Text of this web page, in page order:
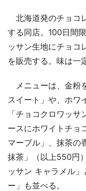
北海道発のチョコ
する同店。100日間
ッサン生地にチョコ
を販売する。味は一
メニューは、金粉
スイート」や、ホワ
「チョコクロワッ
ースにホワイトチョ
マーブル」、抹茶の
抹茶」（以上550円
ッサン キャラメル
ー」も並べる。